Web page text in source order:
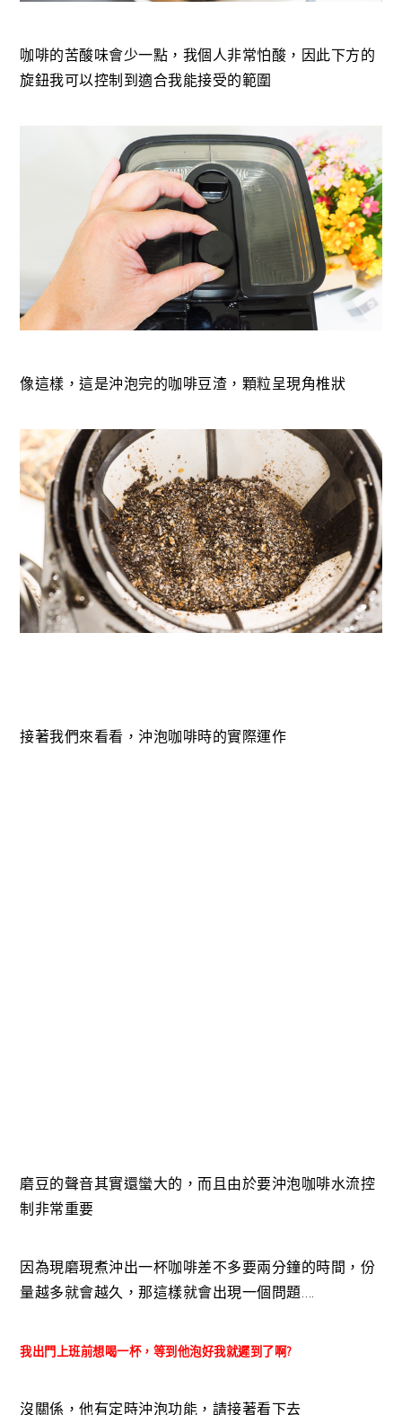
咖啡的苦酸味會少一點，我個人非常怕酸，因此下方的
旋鈕我可以控制到適合我能接受的範圍
像這樣，這是沖泡完的咖啡豆渣，顆粒呈現角椎狀
接著我們來看看，沖泡咖啡時的實際運作
磨豆的聲音其實還蠻大的，而且由於要沖泡咖啡水流控
制非常重要
因為現磨現煮沖出一杯咖啡差不多要兩分鐘的時間，份
量越多就會越久，那這樣就會出現一個問題….
我出門上班前想喝一杯，等到他泡好我就遲到了啊?
沒關係，他有定時沖泡功能，請接著看下去